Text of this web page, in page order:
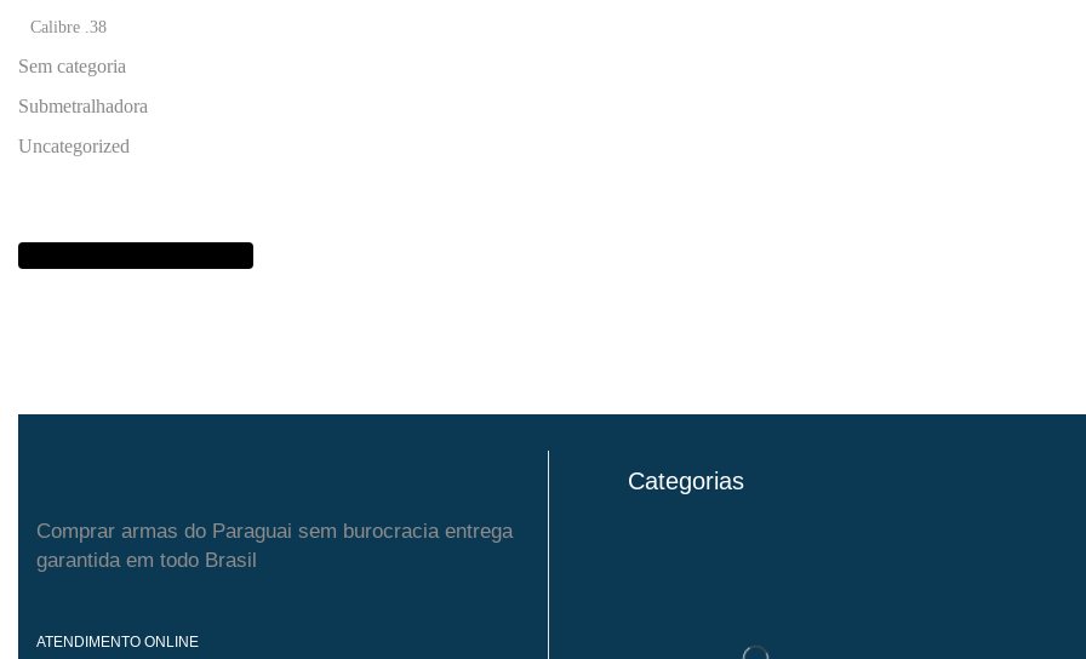
Calibre .38
Sem categoria
Submetralhadora
Uncategorized
ATENDIMENTO
24HRS
Comprar armas do Paraguai sem burocracia entrega
garantida em todo Brasil
ATENDIMENTO ONLINE
Categorias